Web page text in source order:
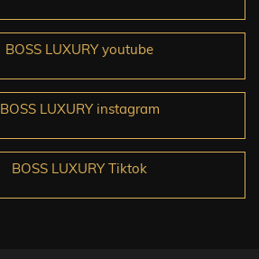
BOSS LUXURY youtube
BOSS LUXURY instagram
BOSS LUXURY Tiktok